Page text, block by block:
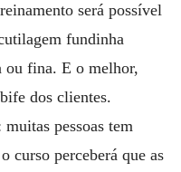
será possível
fundinha
ou fina. E o melhor,
dos clientes.
muitas pessoas tem
curso perceberá que as